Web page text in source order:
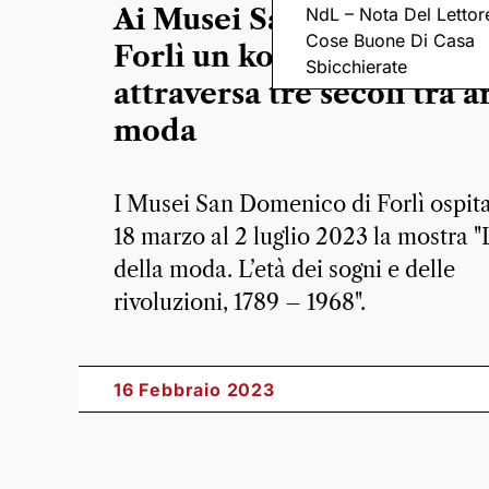
NdL – Nota Del
Cose Buone Di Casa
Sbicchierate
Ai Musei San Domenico
Forlì un kolossal che
attraversa tre secoli tra
moda
I Musei San Domenico di Forlì
18 marzo al 2 luglio 2023 la mostra
della moda. L’età dei sogni e delle
rivoluzioni, 1789 – 1968".
16 Febbraio 2023